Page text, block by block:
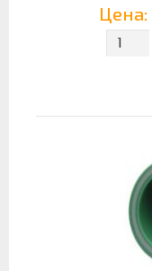
Цена: